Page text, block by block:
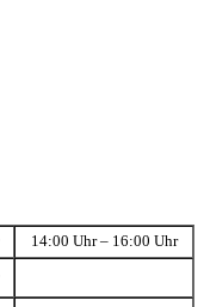
14:00 Uhr – 16:00 Uhr